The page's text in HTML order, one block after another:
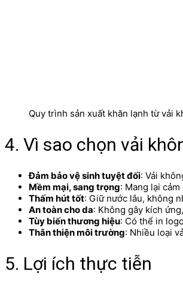
Quy trình sản xuất khăn lạnh từ vải
4. Vì sao chọn vải
Đảm bảo vệ sinh tuyệt đối: Vải
Mềm mại, sang trọng: Mang lại
Thấm hút tốt: Giữ nước lâu, không
An toàn cho da: Không gây kích
Tùy biến thương hiệu: Có thể in
Thân thiện môi trường: Nhiều loại
5. Lợi ích thực tiễn